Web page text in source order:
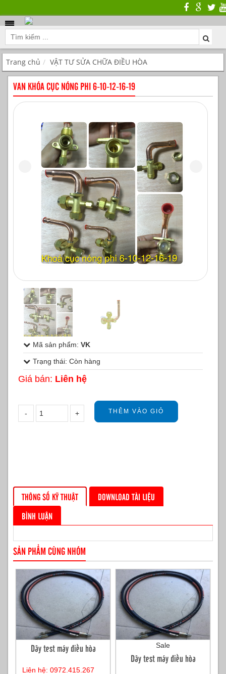
Trang chủ VẬT TƯ SỬA CHỮA ĐIỀU HÒA
VAN KHÓA CỤC NÓNG PHI 6-10-12-16-19
Mã sản phẩm: VK
Trạng thái: Còn hàng
Giá bán: Liên hệ
THÔNG SỐ KỸ THUẬT
DOWNLOAD TÀI LIỆU
BÌNH LUẬN
SẢN PHẨM CÙNG NHÓM
Dây test máy điều hòa
Liên hệ: 0972.415.267
Sale
Dây test máy điều hòa